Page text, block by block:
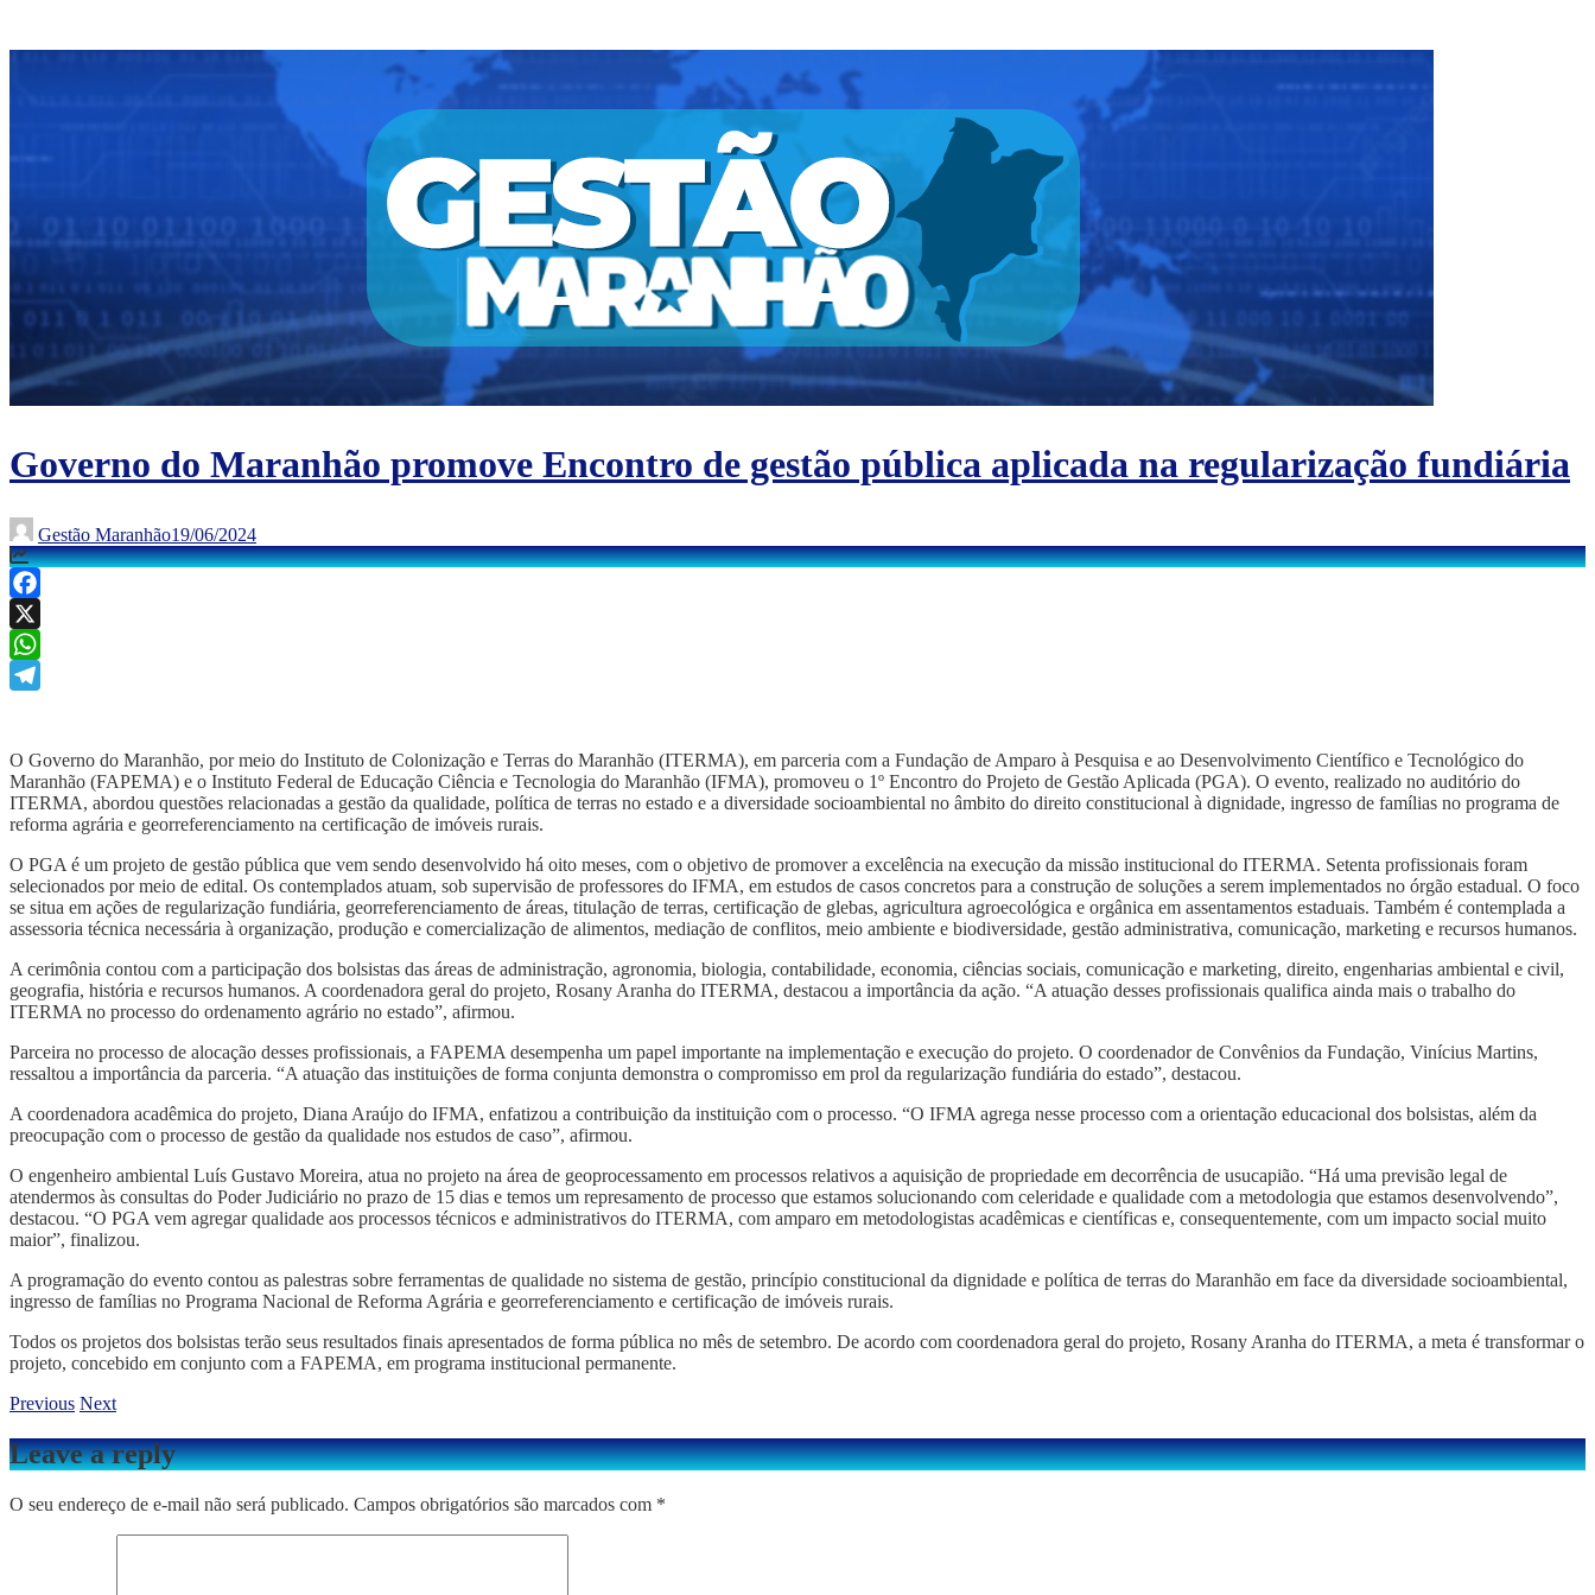
Governo do Maranhão promove Encontro de gestão pública aplicada na regularização fundiária
Gestão Maranhão19/06/2024
Facebook
X
WhatsApp
O Governo do Maranhão, por meio do Instituto de Colonização e Terras do Maranhão (ITERMA), em parceria com a Fundação de Amparo à Pesquisa e ao Desenvolvimento Científico e Tecnológico do
Maranhão (FAPEMA) e o Instituto Federal de Educação Ciência e Tecnologia do Maranhão (IFMA), promoveu o 1º Encontro do Projeto de Gestão Aplicada (PGA). O evento, realizado no auditório do
ITERMA, abordou questões relacionadas a gestão da qualidade, política de terras no estado e a diversidade socioambiental no âmbito do direito constitucional à dignidade, ingresso de famílias no programa de
reforma agrária e georreferenciamento na certificação de imóveis rurais.
O PGA é um projeto de gestão pública que vem sendo desenvolvido há oito meses, com o objetivo de promover a excelência na execução da missão institucional do ITERMA. Setenta profissionais foram
selecionados por meio de edital. Os contemplados atuam, sob supervisão de professores do IFMA, em estudos de casos concretos para a construção de soluções a serem implementados no órgão estadual. O foco
se situa em ações de regularização fundiária, georreferenciamento de áreas, titulação de terras, certificação de glebas, agricultura agroecológica e orgânica em assentamentos estaduais. Também é contemplada a
assessoria técnica necessária à organização, produção e comercialização de alimentos, mediação de conflitos, meio ambiente e biodiversidade, gestão administrativa, comunicação, marketing e recursos humanos.
A cerimônia contou com a participação dos bolsistas das áreas de administração, agronomia, biologia, contabilidade, economia, ciências sociais, comunicação e marketing, direito, engenharias ambiental e civil,
geografia, história e recursos humanos. A coordenadora geral do projeto, Rosany Aranha do ITERMA, destacou a importância da ação. “A atuação desses profissionais qualifica ainda mais o trabalho do
ITERMA no processo do ordenamento agrário no estado”, afirmou.
Parceira no processo de alocação desses profissionais, a FAPEMA desempenha um papel importante na implementação e execução do projeto. O coordenador de Convênios da Fundação, Vinícius Martins,
ressaltou a importância da parceria. “A atuação das instituições de forma conjunta demonstra o compromisso em prol da regularização fundiária do estado”, destacou.
A coordenadora acadêmica do projeto, Diana Araújo do IFMA, enfatizou a contribuição da instituição com o processo. “O IFMA agrega nesse processo com a orientação educacional dos bolsistas, além da
preocupação com o processo de gestão da qualidade nos estudos de caso”, afirmou.
O engenheiro ambiental Luís Gustavo Moreira, atua no projeto na área de geoprocessamento em processos relativos a aquisição de propriedade em decorrência de usucapião. “Há uma previsão legal de
atendermos às consultas do Poder Judiciário no prazo de 15 dias e temos um represamento de processo que estamos solucionando com celeridade e qualidade com a metodologia que estamos desenvolvendo”,
destacou. “O PGA vem agregar qualidade aos processos técnicos e administrativos do ITERMA, com amparo em metodologistas acadêmicas e científicas e, consequentemente, com um impacto social muito
maior”, finalizou.
A programação do evento contou as palestras sobre ferramentas de qualidade no sistema de gestão, princípio constitucional da dignidade e política de terras do Maranhão em face da diversidade socioambiental,
ingresso de famílias no Programa Nacional de Reforma Agrária e georreferenciamento e certificação de imóveis rurais.
Todos os projetos dos bolsistas terão seus resultados finais apresentados de forma pública no mês de setembro. De acordo com coordenadora geral do projeto, Rosany Aranha do ITERMA, a meta é transformar o
projeto, concebido em conjunto com a FAPEMA, em programa institucional permanente.
Previous Next
Leave a reply
O seu endereço de e-mail não será publicado. Campos obrigatórios são marcados com *